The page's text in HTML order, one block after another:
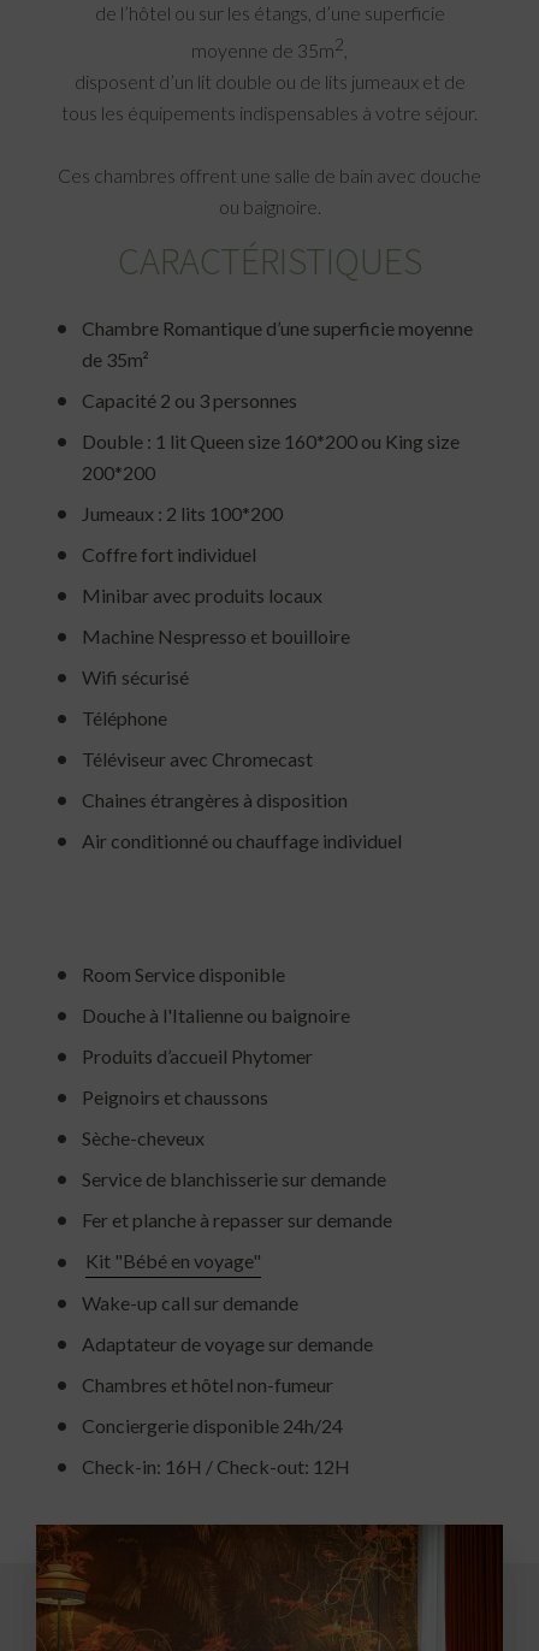
de l’hôtel ou sur les étangs, d’une superficie
moyenne de 35m2
disposent d’un lit double ou de lits jumeaux et de
tous les équipements indispensables à votre séjour.
Ces chambres offrent une salle de bain avec douche
ou baignoire.
CARACTÉRISTIQUES
Chambre Romantique d’une superficie moyenne
de 35m²
Capacité 2 ou 3 personnes
Double : 1 lit Queen size 160*200 ou King size
200*200
Jumeaux : 2 lits 100*200
Coffre fort individuel
Minibar avec produits locaux
Machine Nespresso et bouilloire
Wifi sécurisé
Téléphone
Téléviseur avec Chromecast
Chaines étrangères à disposition
Air conditionné ou chauffage individuel
Room Service disponible
Douche à l'Italienne ou baignoire
Produits d’accueil Phytomer
Peignoirs et chaussons
Sèche-cheveux
Service de blanchisserie sur demande
Fer et planche à repasser sur demande
Kit "Bébé en voyage"
Wake-up call sur demande
Adaptateur de voyage sur demande
Chambres et hôtel non-fumeur
Conciergerie disponible 24h/24
Check-in: 16H / Check-out: 12H